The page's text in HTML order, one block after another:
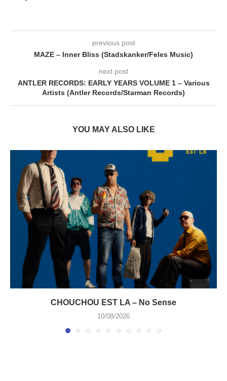
previous post
MAZE – Inner Bliss (Stadskanker/Feles Music)
next post
ANTLER RECORDS: EARLY YEARS VOLUME 1 – Various
Artists (Antler Records/Starman Records)
YOU MAY ALSO LIKE
CHOUCHOU EST LA – No Sense
10/08/2026